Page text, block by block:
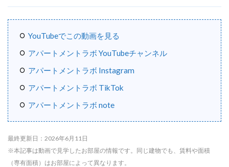
YouTubeでこの動画を見る
アパートメントラボ YouTubeチャンネル
アパートメントラボ Instagram
アパートメントラボ TikTok
アパートメントラボ note
最終更新日：2026年6月11日
※本記事は動画で見学したお部屋の情報です。同じ建物でも、賃料や面積
（専有面積）はお部屋によって異なります。